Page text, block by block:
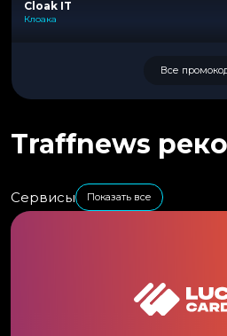
Cloak IT
Клоака
Все
Traffnews
Сервисы Показать все